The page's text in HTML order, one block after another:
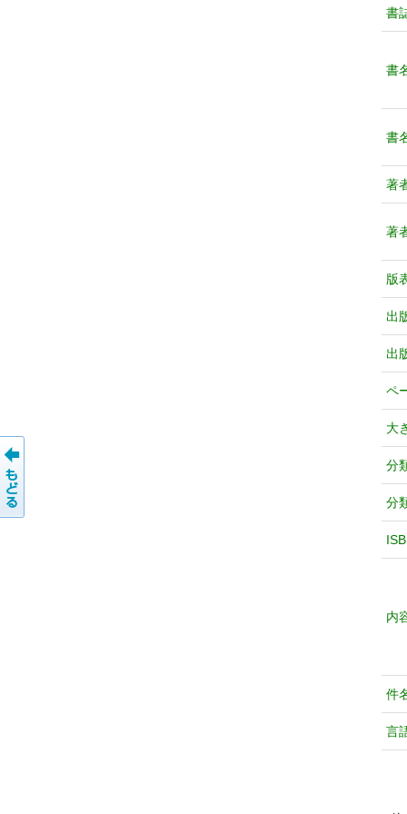
書
書
書
著
著
版
出
出
ペ
大
分
分
内
件
言